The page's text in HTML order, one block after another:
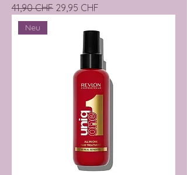
Precio
41,90 CHF Precio de oferta
29,95 CHF
Neu